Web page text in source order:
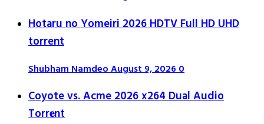
Hotaru no Yomeiri 2026 HDTV Full HD UHD
torrent
Shubham NamdeoAugust 9, 20260
Coyote vs. Acme 2026 x264 Dual Audio
Torr𝐞nt